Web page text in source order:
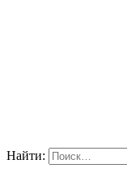
Найти: